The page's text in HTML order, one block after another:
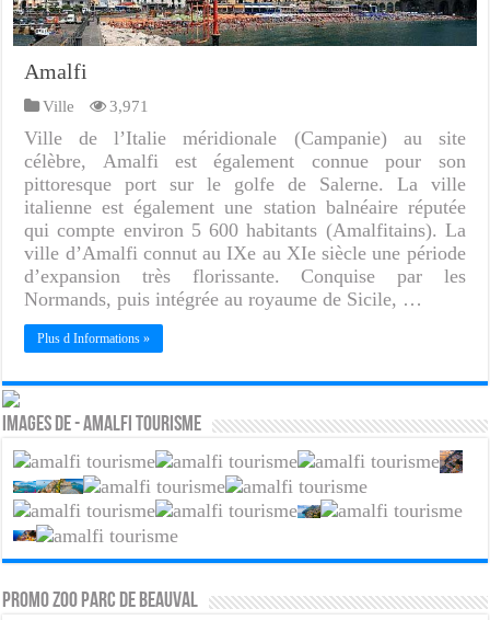
Amalfi
Ville 3,971
Ville de l’Italie méridionale (Campanie) au site
célèbre, Amalfi est également connue pour son
pittoresque port sur le golfe de Salerne. La ville
italienne est également une station balnéaire réputée
qui compte environ 5 600 habitants (Amalfitains). La
ville d’Amalfi connut au IXe au XIe siècle une période
d’expansion très florissante. Conquise par les
Normands, puis intégrée au royaume de Sicile, …
Plus d Informations »
Images de - Amalfi tourisme
PROMO ZOO PARC DE BEAUVAL